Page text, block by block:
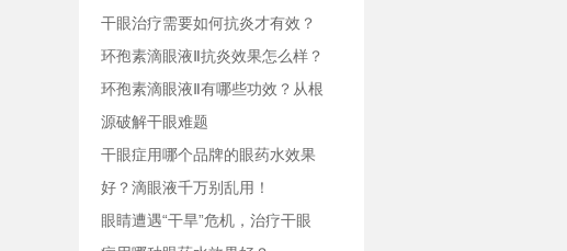
干眼治疗需要如何抗炎才有效？
环孢素滴眼液Ⅱ抗炎效果怎么样？
环孢素滴眼液Ⅱ有哪些功效？从根
源破解干眼难题
干眼症用哪个品牌的眼药水效果
好？滴眼液千万别乱用！
眼睛遭遇“干旱”危机，治疗干眼